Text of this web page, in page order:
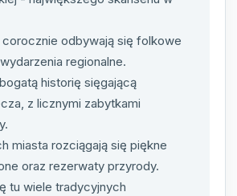
odbywają się folkowe
regionalne.
historię sięgającą
z licznymi zabytkami
miasta rozciągają się piękne
oraz rezerwaty przyrody.
tu wiele tradycyjnych